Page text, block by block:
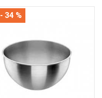
- 34 %